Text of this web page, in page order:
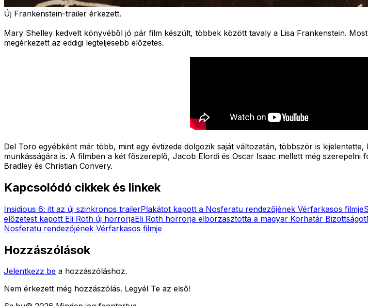
Új Frankenstein-trailer érkezett.
Mary Shelley kedvelt könyvéből jó pár film készült, többek között tavaly a Lisa Frankenstein.
megérkezett az eddigi legteljesebb előzetes.
Del Toro egyébként már több, mint egy évtizede dolgozik saját változatán, többször is
munkásságára is. A filmben a két főszereplő, Jacob Elordi és Oscar Isaac mellett még
Bradley és Christian Convery.
Kapcsolódó cikkek és linkek
Insidious 6: itt az új szinkronos trailerPlakátot kapott a Nosferatu rendezőjének Vérfarkasos filmje
előzetest kapott Eli Roth új horrorjaEli Roth horrorja elborzasztotta a magyar Korhatár Bizottságot
Nosferatu rendezőjének Vérfarkasos filmje
Hozzászólások
Jelentkezz be a hozzászóláshoz.
Nem érkezett még hozzászólás. Legyél Te az első!